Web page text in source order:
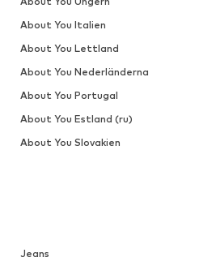
Jeans
About You Italien
About You Lettland
About You Nederländerna
About You Portugal
About You Estland (ru)
About You Slovakien